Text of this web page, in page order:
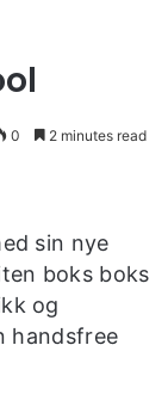
0 2 minutes read
sin nye
boks boks
og
handsfree